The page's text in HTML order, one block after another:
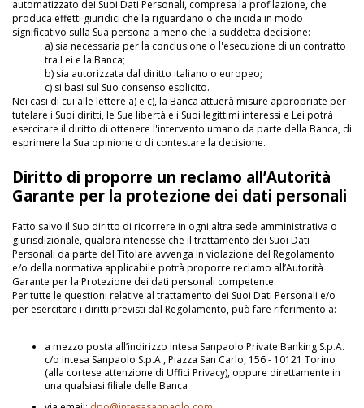
automatizzato dei Suoi Dati Personali, compresa la profilazione, che
produca effetti giuridici che la riguardano o che incida in modo
significativo sulla Sua persona a meno che la suddetta decisione:
a) sia necessaria per la conclusione o l'esecuzione di un contratto
tra Lei e la Banca;
b) sia autorizzata dal diritto italiano o europeo;
c) si basi sul Suo consenso esplicito.
Nei casi di cui alle lettere a) e c), la Banca attuerà misure appropriate per
tutelare i Suoi diritti, le Sue libertà e i Suoi legittimi interessi e Lei potrà
esercitare il diritto di ottenere l'intervento umano da parte della Banca, di
esprimere la Sua opinione o di contestare la decisione.
Diritto di proporre un reclamo all’Autorità
Garante per la protezione dei dati personali
Fatto salvo il Suo diritto di ricorrere in ogni altra sede amministrativa o
giurisdizionale, qualora ritenesse che il trattamento dei Suoi Dati
Personali da parte del Titolare avvenga in violazione del Regolamento
e/o della normativa applicabile potrà proporre reclamo all’Autorità
Garante per la Protezione dei dati personali competente.
Per tutte le questioni relative al trattamento dei Suoi Dati Personali e/o
per esercitare i diritti previsti dal Regolamento, può fare riferimento a:
a mezzo posta all’indirizzo Intesa Sanpaolo Private Banking S.p.A.
c/o Intesa Sanpaolo S.p.A., Piazza San Carlo, 156 - 10121 Torino
(alla cortese attenzione di Uffici Privacy), oppure direttamente in
una qualsiasi filiale delle Banca